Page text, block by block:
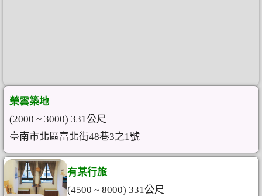
榮雲築地
(2000 ~ 3000) 331公尺
臺南市北區富北街48巷3之1號
有某行旅
(4500 ~ 8000) 331公尺